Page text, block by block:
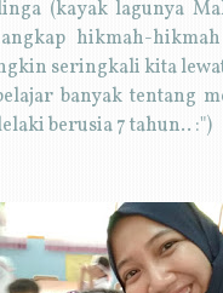
(kayak lagunya
hikmah-
seringkali kita
banyak tentang
berusia 7 tahun.. :")